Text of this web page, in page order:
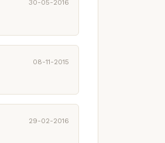
30-05-2016
08-11-2015
29-02-2016